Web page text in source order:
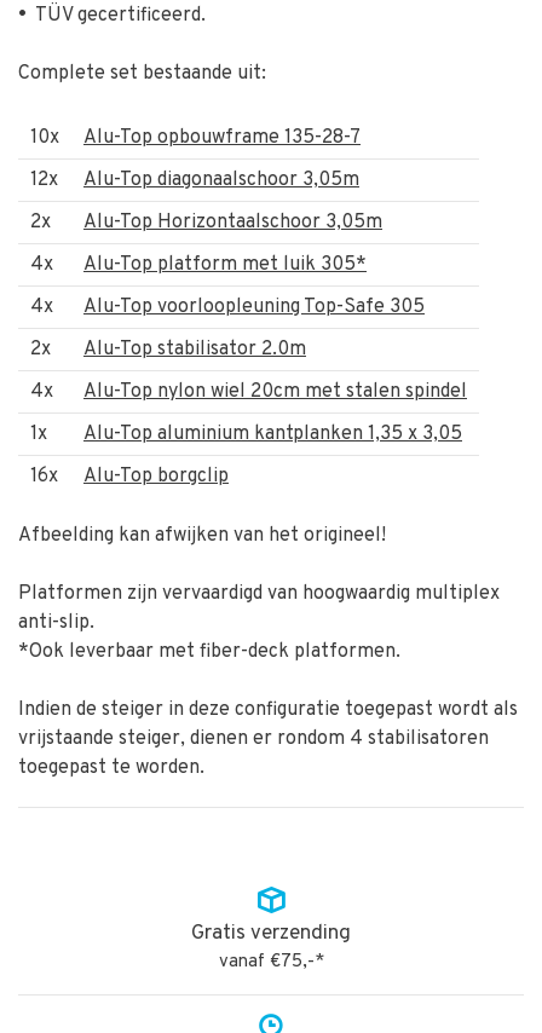
• TÜV gecertificeerd.
Complete set bestaande uit:
10x
Alu-Top opbouwframe 135-28-7
12x
Alu-Top diagonaalschoor 3,05m
2x
Alu-Top Horizontaalschoor 3,05m
4x
Alu-Top platform met luik 305*
4x
Alu-Top voorloopleuning Top-Safe 305
2x
Alu-Top stabilisator 2.0m
4x
Alu-Top nylon wiel 20cm met stalen spindel
1x
Alu-Top aluminium kantplanken 1,35 x 3,05
16x
Alu-Top borgclip
Afbeelding kan afwijken van het origineel!
Platformen zijn vervaardigd van hoogwaardig multiplex
anti-slip.
*Ook leverbaar met fiber-deck platformen.
Indien de steiger in deze configuratie toegepast wordt als
vrijstaande steiger, dienen er rondom 4 stabilisatoren
toegepast te worden.
Gratis verzending
vanaf €75,-*